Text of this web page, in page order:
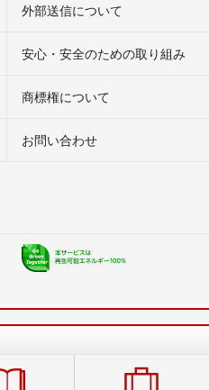
外部送信について
安心・安全のための取り組み
商標権について
お問い合わせ